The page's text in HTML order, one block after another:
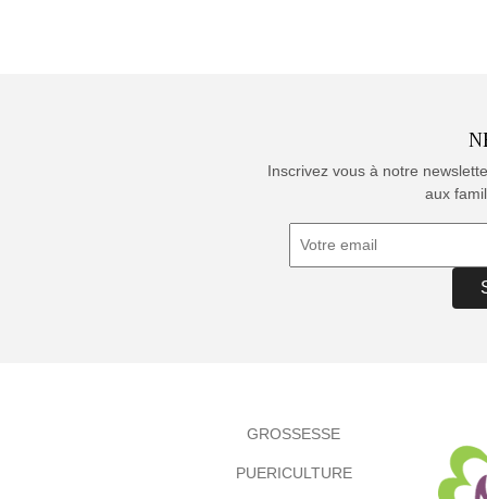
Inscrivez vous à notre
aux
GROSSESSE
PUERICULTURE